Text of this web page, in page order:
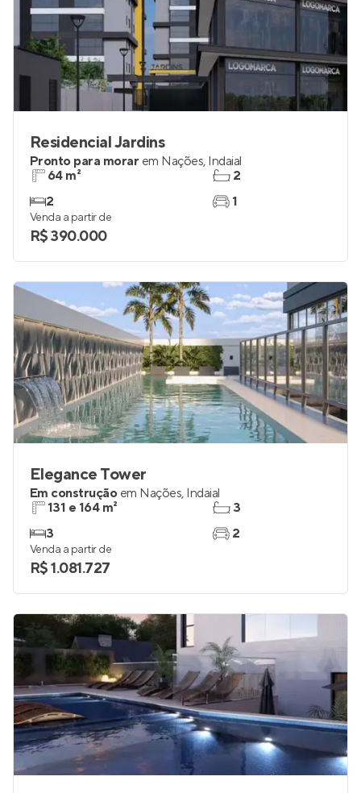
Residencial Jardins
Pronto para morar em Nações, Indaial
64 m²
2
2
1
Venda a partir de
R$ 390.000
Elegance Tower
Em construção em Nações, Indaial
131 e 164 m²
3
3
2
Venda a partir de
R$ 1.081.727